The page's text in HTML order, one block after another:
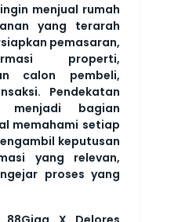
menjual rumah
yang terarah
pemasaran,
properti,
calon pembeli,
Pendekatan
menjadi bagian
memahami setiap
keputusan
yang relevan,
proses yang